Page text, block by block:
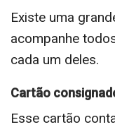
Existe uma
acompanhe
cada um deles.
Cartão
Esse cartão